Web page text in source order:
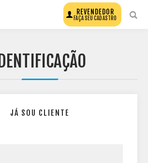
REVENDEDOR
FAÇA SEU CADASTRO
IDENTIFICAÇÃO
JÁ SOU CLIENTE